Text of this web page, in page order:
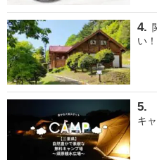
い
キ